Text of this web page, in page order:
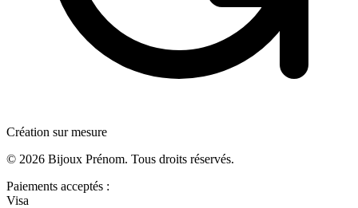
Création sur mesure
© 2026 Bijoux Prénom. Tous droits réservés.
Paiements acceptés :
Visa